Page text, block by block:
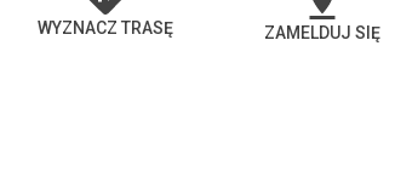
WYZNACZ TRASĘ ZAMELDUJ SIĘ